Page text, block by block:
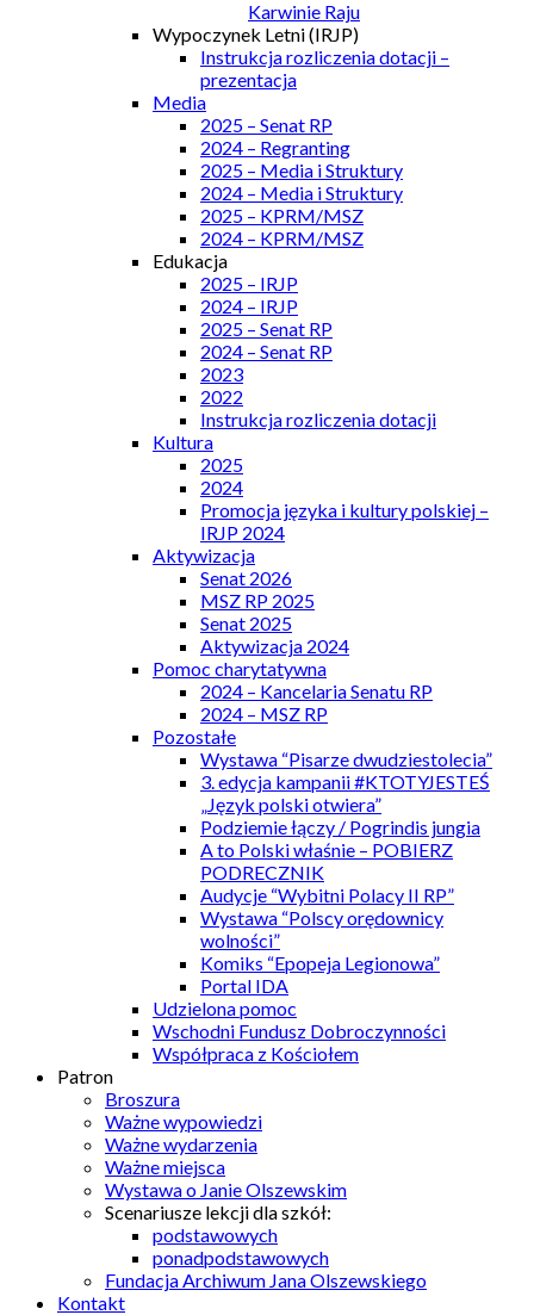
Karwinie Raju
Wypoczynek Letni (IRJP)
Instrukcja rozliczenia dotacji –
prezentacja
Media
2025 – Senat RP
2024 – Regranting
2025 – Media i Struktury
2024 – Media i Struktury
2025 – KPRM/MSZ
2024 – KPRM/MSZ
Edukacja
2025 – IRJP
2024 – IRJP
2025 – Senat RP
2024 – Senat RP
2023
2022
Instrukcja rozliczenia dotacji
Kultura
2025
2024
Promocja języka i kultury polskiej –
IRJP 2024
Aktywizacja
Senat 2026
MSZ RP 2025
Senat 2025
Aktywizacja 2024
Pomoc charytatywna
2024 – Kancelaria Senatu RP
2024 – MSZ RP
Pozostałe
Wystawa “Pisarze dwudziestolecia”
3. edycja kampanii #KTOTYJESTEŚ
„Język polski otwiera”
Podziemie łączy / Pogrindis jungia
A to Polski właśnie – POBIERZ
PODRECZNIK
Audycje “Wybitni Polacy II RP”
Wystawa “Polscy orędownicy
wolności”
Komiks “Epopeja Legionowa”
Portal IDA
Udzielona pomoc
Wschodni Fundusz Dobroczynności
Współpraca z Kościołem
Patron
Broszura
Ważne wypowiedzi
Ważne wydarzenia
Ważne miejsca
Wystawa o Janie Olszewskim
Scenariusze lekcji dla szkół:
podstawowych
ponadpodstawowych
Fundacja Archiwum Jana Olszewskiego
Kontakt